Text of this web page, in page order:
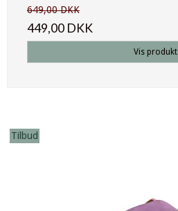
649,00 DKK
449,00 DKK
Vis produkt
Tilbud